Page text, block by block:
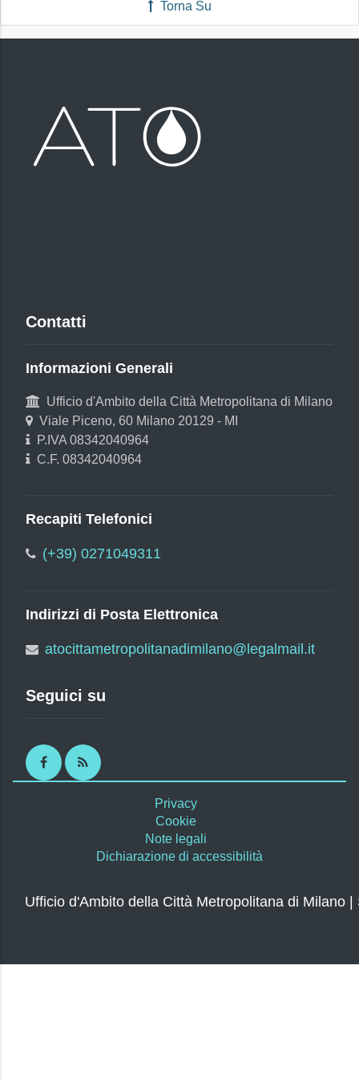
Torna Su
Contatti
Informazioni Generali
Ufficio d'Ambito della Città Metropolitana di Milano
Viale Piceno, 60 Milano 20129 - MI
P.IVA 08342040964
C.F. 08342040964
Recapiti Telefonici
(+39) 0271049311
Indirizzi di Posta Elettronica
atocittametropolitanadimilano@legalmail.it
Seguici su
FacebookRSS
Privacy
Cookie
Note legali
Dichiarazione di accessibilità
Ufficio d'Ambito della Città Metropolitana di Milano